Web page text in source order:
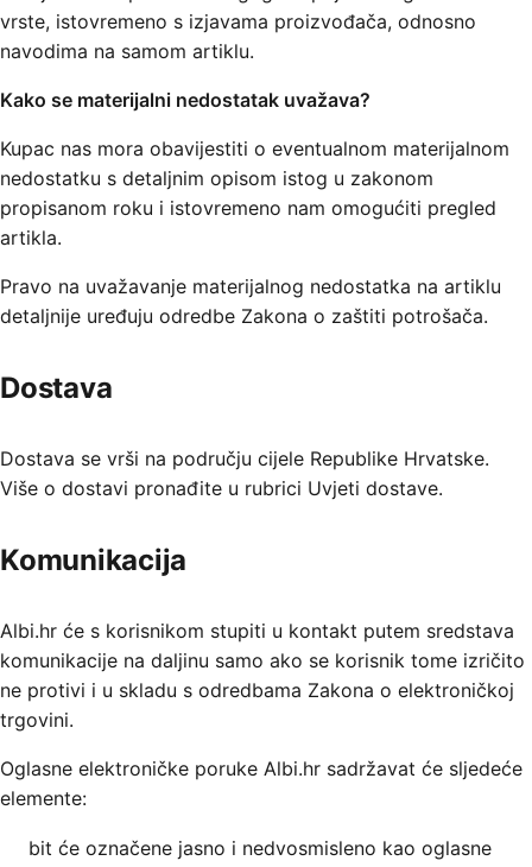
vrste, istovremeno s izjavama proizvođača, odnosno
navodima na samom artiklu.
Kako se materijalni nedostatak uvažava?
Kupac nas mora obavijestiti o eventualnom materijalnom
nedostatku s detaljnim opisom istog u zakonom
propisanom roku i istovremeno nam omogućiti pregled
artikla.
Pravo na uvažavanje materijalnog nedostatka na artiklu
detaljnije uređuju odredbe Zakona o zaštiti potrošača.
Dostava
Dostava se vrši na području cijele Republike Hrvatske.
Više o dostavi pronađite u rubrici Uvjeti dostave.
Komunikacija
Albi.hr će s korisnikom stupiti u kontakt putem sredstava
komunikacije na daljinu samo ako se korisnik tome izričito
ne protivi i u skladu s odredbama Zakona o elektroničkoj
trgovini.
Oglasne elektroničke poruke Albi.hr sadržavat će sljedeće
elemente:
bit će označene jasno i nedvosmisleno kao oglasne